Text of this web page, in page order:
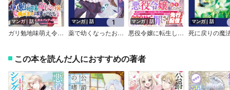
マンガ｜話
ガリ勉地味萌え令嬢は、俺様王子などお呼びでない【分冊版】
マンガ｜話
薬で幼くなったおかげで冷酷公爵様に拾われました ‐捨てられ聖女は錬金術師に戻ります‐【分冊版】
マンガ｜話
悪役令嬢に転生したので、国外追放回避の為ヒロインに優しく接したいが、ヒロインが鈍臭くてボケボケなので厳しく接してツッコミまくっていたら、案の定卒業パーティーで婚約者である王子から断罪されている最中です
マンガ｜話
この本を読んだ人におすすめの著者